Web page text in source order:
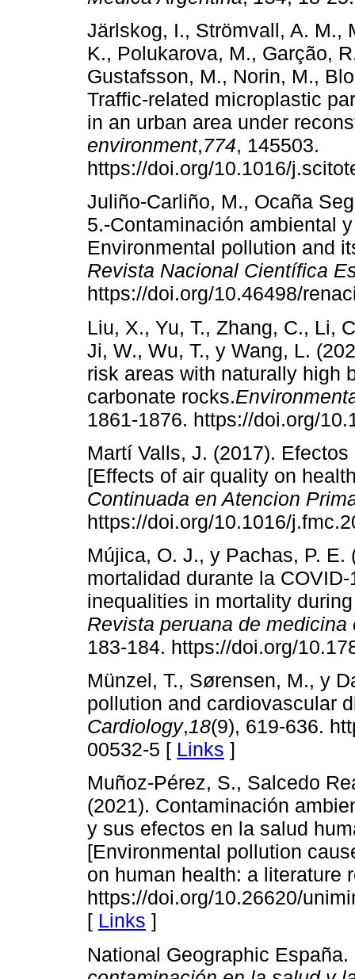
Järlskog, I., Strömvall, A. M.,
K., Polukarova, M., Garção,
Gustafsson, M., Norin, M.,
Traffic-related microplastic
in an urban area under
environment,774, 145503.
https://doi.org/10.1016/
Juliño-Carliño, M., Ocaña
5.-Contaminación ambiental
Environmental pollution and
Revista Nacional Científica
https://doi.org/10.46498/
Liu, X., Yu, T., Zhang, C., Li,
Ji, W., Wu, T., y Wang, L.
risk areas with naturally high
carbonate rocks.
1861-1876. https://doi.org/
Martí Valls, J. (2017).
[Effects of air quality on
Continuada en Atencion
https://doi.org/10.1016/
Mújica, O. J., y Pachas, P.
mortalidad durante la
inequalities in mortality
Revista peruana de
183-184. https://doi.org/
Münzel, T., Sørensen, M., y
pollution and cardiovascular
Cardiology,18(9), 619-636.
00532-5 [ Links ]
Muñoz-Pérez, S., Salcedo
(2021). Contaminación
y sus efectos en la salud
[Environmental pollution
on human health: a literature
https://doi.org/10.26620/
[ Links ]
National Geographic